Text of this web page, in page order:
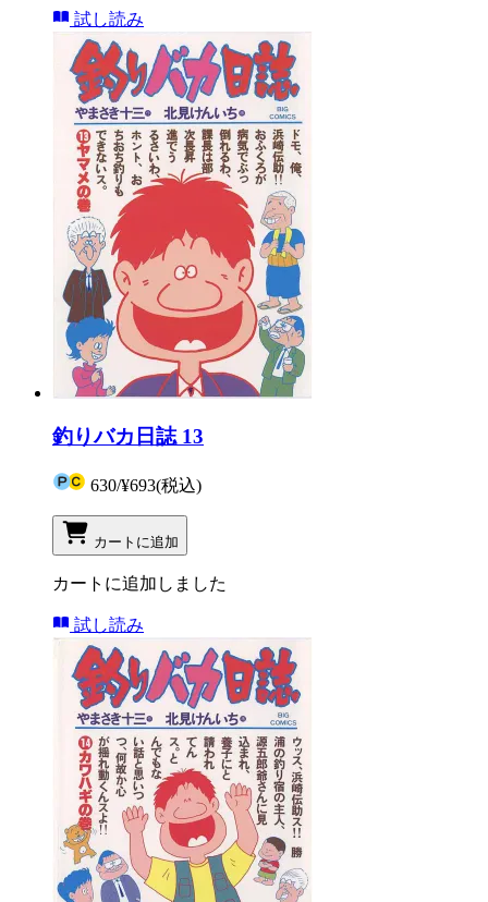
試し読み
釣りバカ日誌 13
630/¥693(税込)
カートに追加
カートに追加しました
試し読み